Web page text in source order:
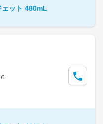
ェット 480mL